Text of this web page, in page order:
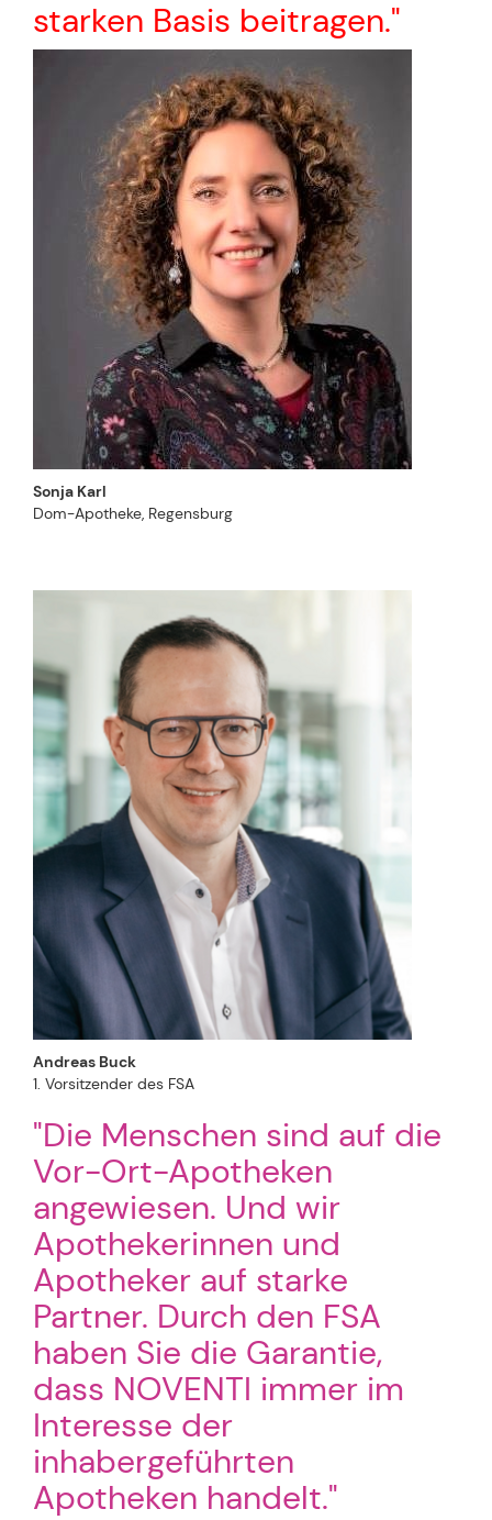
starken Basis beitragen."
Sonja Karl
Dom-Apotheke, Regensburg
Andreas Buck
1. Vorsitzender des FSA
"Die Menschen sind auf die
Vor-Ort-Apotheken
angewiesen. Und wir
Apothekerinnen und
Apotheker auf starke
Partner. Durch den FSA
haben Sie die Garantie,
dass NOVENTI immer im
Interesse der
inhabergeführten
Apotheken handelt."